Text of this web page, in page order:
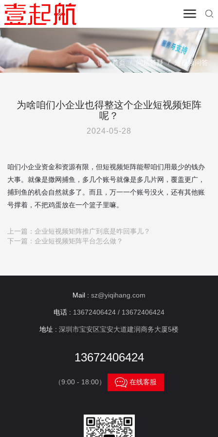
首页 / 问题答疑 / 短视频问答
为啥咱们小企业也得整这个企业短视频矩阵
呢？
2024-05-28
咱们小企业资金和资源有限，但短视频矩阵能帮咱们用最少的钱办
大事。就像是撒网捕鱼，多几个账号就像是多几片网，覆盖更广，
捕到鱼的机会自然就多了。而且，万一一个账号没火，还有其他账
号撑着，不把鸡蛋放在一个篮子里嘛。
上一篇： 企业短视频矩阵推广到底是咋回事儿？
下一篇： 企业短视频矩阵平台怎么做？
Mail : sz@yiqihang.com
电话 : 13672406424 / 13672406424
地址 : 深圳市宝安区宝安大道建润商务大厦5楼
13672406424
（9:00 - 18:00） 在线客服